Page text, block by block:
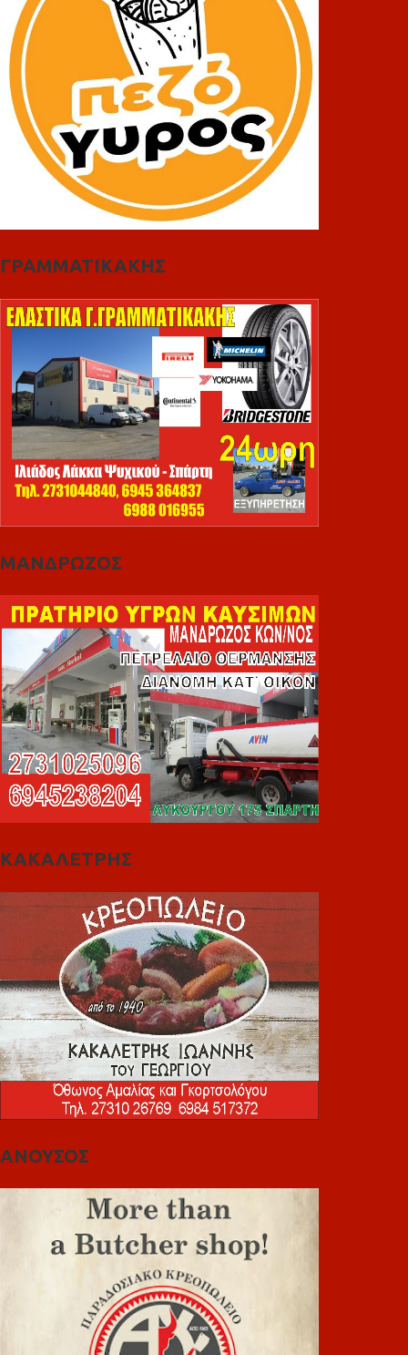
ΓΡΑΜΜΑΤΙΚΑΚΗΣ
ΜΑΝΔΡΩΖΟΣ
ΚΑΚΑΛΕΤΡΗΣ
ΑΝΟΥΣΟΣ